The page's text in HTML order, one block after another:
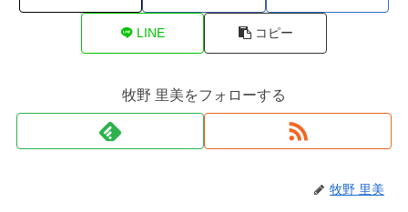
LINE コピー
牧野 里美をフォローする
牧野 里美